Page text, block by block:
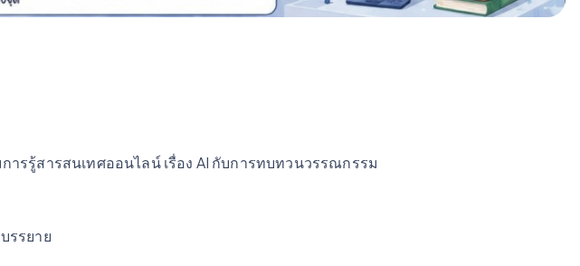
ารรู้สารสนเทศออนไลน์ เรื่อง AI กับการทบทวนวรรณกรรม
รรยาย